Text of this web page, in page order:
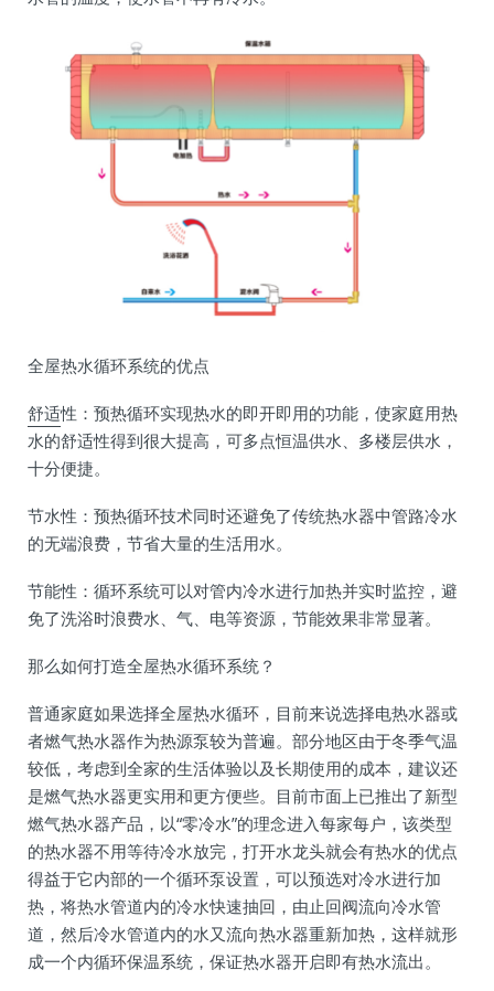
全屋热水循环系统的优点
舒适性：预热循环实现热水的即开即用的功能，使家庭用热
水的舒适性得到很大提高，可多点恒温供水、多楼层供水，
十分便捷。
节水性：预热循环技术同时还避免了传统热水器中管路冷水
的无端浪费，节省大量的生活用水。
节能性：循环系统可以对管内冷水进行加热并实时监控，避
免了洗浴时浪费水、气、电等资源，节能效果非常显著。
那么如何打造全屋热水循环系统？
普通家庭如果选择全屋热水循环，目前来说选择电热水器或
者燃气热水器作为热源泵较为普遍。部分地区由于冬季气温
较低，考虑到全家的生活体验以及长期使用的成本，建议还
是燃气热水器更实用和更方便些。目前市面上已推出了新型
燃气热水器产品，以“零冷水”的理念进入每家每户，该类型
的热水器不用等待冷水放完，打开水龙头就会有热水的优点
得益于它内部的一个循环泵设置，可以预选对冷水进行加
热，将热水管道内的冷水快速抽回，由止回阀流向冷水管
道，然后冷水管道内的水又流向热水器重新加热，这样就形
成一个内循环保温系统，保证热水器开启即有热水流出。